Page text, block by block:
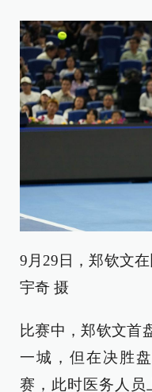
9月29日，郑钦文
宇奇 摄
比赛中，郑钦文首
一城，但在决胜
赛，此时医务人员